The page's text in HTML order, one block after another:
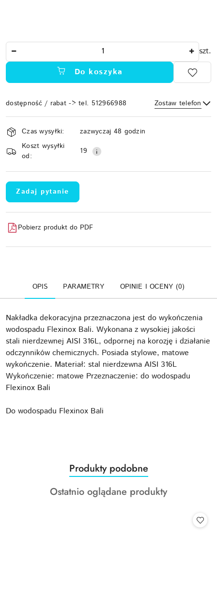
szt.
Do koszyka
dostępność / rabat -> tel. 512966988 Zostaw telefon
Wyślij
Dostępność
i
dostawa
Czas wysyłki:
zazwyczaj 48 godzin
Koszt wysyłki
od:
19
Zadaj pytanie
Pobierz produkt do PDF
OPIS PARAMETRY OPINIE I OCENY (0)
Nakładka dekoracyjna przeznaczona jest do wykończenia
wodospadu Flexinox Bali. Wykonana z wysokiej jakości
stali nierdzewnej AISI 316L, odpornej na korozję i działanie
odczynników chemicznych. Posiada stylowe, matowe
wykończenie. Materiał: stal nierdzewna AISI 316L
Wykończenie: matowe Przeznaczenie: do wodospadu
Flexinox Bali
Do wodospadu Flexinox Bali
Pomiń karuzelę produktów
Produkty
o
statusie:
Produkty podobne
Produkty
Ostatnio oglądane produkty